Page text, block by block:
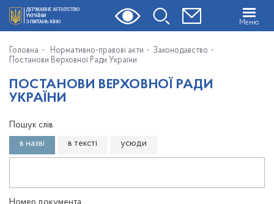
Меню
Головна Нормативно-правові акти
Законодавство
Постанови Верховної Ради України
ПОСТАНОВИ ВЕРХОВНОЇ РАДИ
УКРАЇНИ
Пошук слів
в назві
в тексті усюди